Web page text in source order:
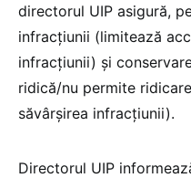
directorul UIP asigură,
infracțiunii (limitează
infracțiunii) și
ridică/nu permite
săvârșirea infracțiunii).
Directorul UIP